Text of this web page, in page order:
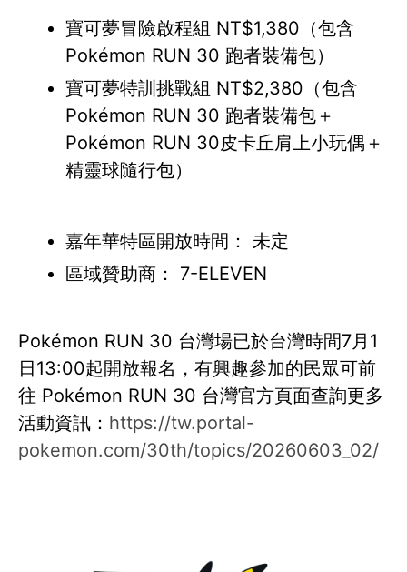
寶可夢冒險啟程組 NT$1,380（包含
Pokémon RUN 30 跑者裝備包）
寶可夢特訓挑戰組 NT$2,380（包含
Pokémon RUN 30 跑者裝備包＋
Pokémon RUN 30皮卡丘肩上小玩偶＋
精靈球隨行包）
嘉年華特區開放時間： 未定
區域贊助商： 7-ELEVEN
Pokémon RUN 30 台灣場已於台灣時間7月1
日13:00起開放報名，有興趣參加的民眾可前
往 Pokémon RUN 30 台灣官方頁面查詢更多
活動資訊： https://tw.portal-
pokemon.com/30th/topics/20260603_02/